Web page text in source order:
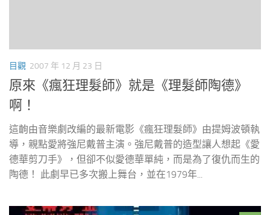
目觀 2007 年 12 月 23 日
原來《瘋狂理髮師》就是《理髮師陶德》
啊！
這齣由音樂劇改編的最新電影《瘋狂理髮師》由提姆波頓執
導，親點愛將強尼戴普主演。強尼戴普的造型讓人想起《愛
德華剪刀手》，但卻不似愛德華單純，而是為了復仇而生的
陶德！ 此劇早已多次搬上舞台，並在1979年...